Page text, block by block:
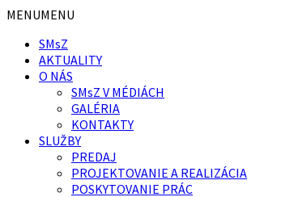
Preskočiť
obsah
Preskočiť
pätičku
MENUMENU
SMsZ
AKTUALITY
O NÁS
SMsZ V MÉDIÁCH
GALÉRIA
KONTAKTY
SLUŽBY
PREDAJ
PROJEKTOVANIE A REALIZÁCIA
POSKYTOVANIE PRÁC